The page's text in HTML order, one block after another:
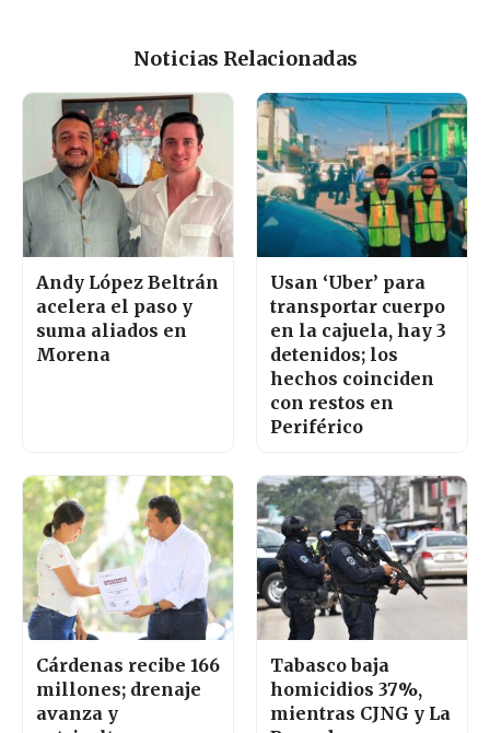
Noticias Relacionadas
Andy López Beltrán
acelera el paso y
suma aliados en
Morena
Usan ‘Uber’ para
transportar cuerpo
en la cajuela, hay 3
detenidos; los
hechos coinciden
con restos en
Periférico
Cárdenas recibe 166
millones; drenaje
avanza y
Tabasco baja
homicidios 37%,
mientras CJNG y La